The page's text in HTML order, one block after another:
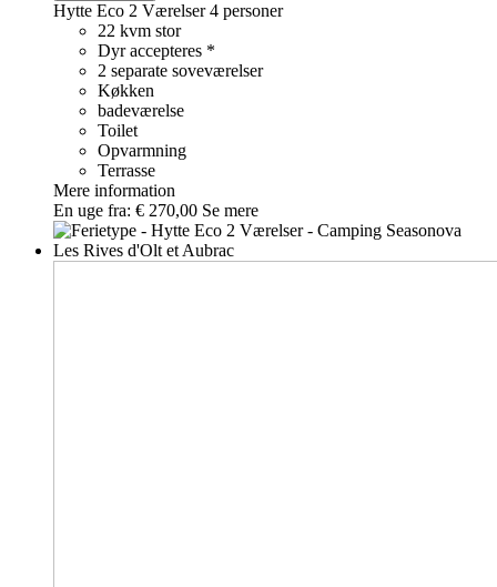
Hytte Eco 2 Værelser4 personer
22 kvm stor
Dyr accepteres *
2 separate soveværelser
Køkken
badeværelse
Toilet
Opvarmning
Terrasse
Mere information
En uge fra: € 270,00 Se mere